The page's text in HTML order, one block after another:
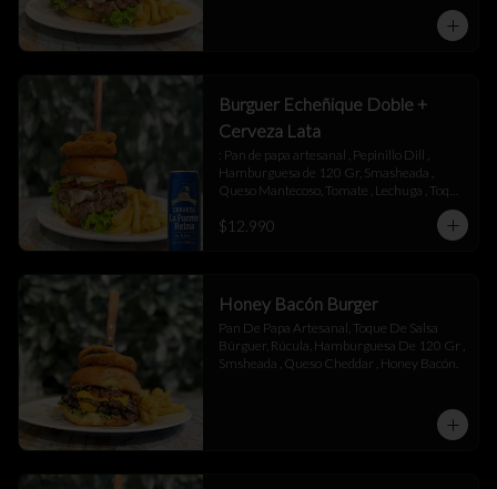
Burguer Echeñique Doble +
Cerveza Lata
: Pan de papa artesanal , Pepinillo Dill ,
Hamburguesa de 120 Gr, Smasheada ,
Queso Mantecoso, Tomate , Lechuga , Toque
$12.990
Honey Bacón Burger
Pan De Papa Artesanal, Toque De Salsa
Búrguer, Rúcula, Hamburguesa De 120 Gr ,
Smsheada , Queso Cheddar , Honey Bacón.